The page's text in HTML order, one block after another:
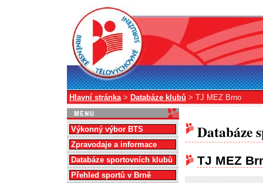
Hlavní stránka> Databáze klubů > TJ MEZ Brno
Databáze
TJ MEZ
Výkonný výbor BTS
Zpravodaje a informace
Databáze sportovních klubů
Přehled sportů v Brně